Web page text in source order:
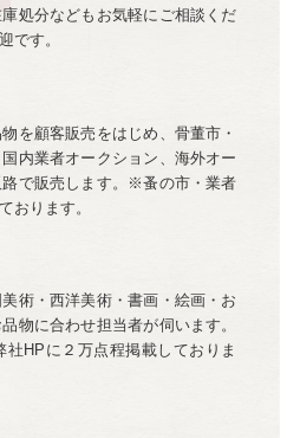
処分などもお気軽にご相談くだ
です。
を顧客販売をはじめ、骨董市・
内業者オークション、海外オー
で販売します。※蚤の市・業者
おります。
術・西洋美術・書画・絵画・お
物に合わせ担当者が伺います。
HPに２万点程掲載しておりま